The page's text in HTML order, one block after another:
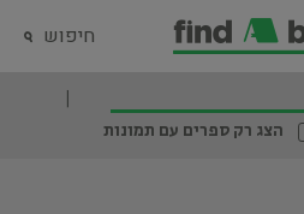
חיפוש
הצג רק ספרים עם תמונות